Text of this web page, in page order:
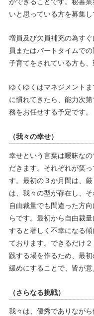
ができることです。秘書
いと思っている方を募集し
増員及び欠員補充の為す
員またはパートタイムで
子育てをされている方も、
ゆくゆくはマネジメント
に慣れてきたら、能力次
務をお任せする予定です。
（我々の幸せ）
幸せという言葉は曖昧な
だきます。それぞれが笑
す。最初の３か月間は、
は、我々の型が存在し、
自由裁量でも間違った方
らです。最初から自由裁
すると著しく不幸になる
ております。できるだけ
践する場を作るため、最
緩めにすることで、皆が意
（さらなる挑戦）
我々は、優秀でありなが